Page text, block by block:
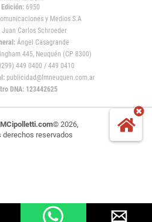
Edición: 6950
y Medios S.A
Juan Carlos Schroeder
Ángel Casagrande
445, Neuquén (CP 8300)
449 0400 / 449 0410
publicidad@lmneuquen.com.ar
DNA: 123442625
© 2026,
derechos reservados